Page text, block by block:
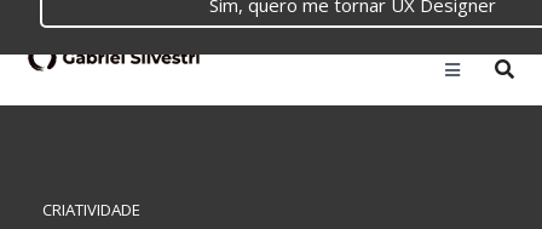
Sim, quero me tornar UX Designer
CRIATIVIDADE